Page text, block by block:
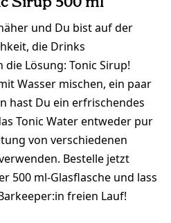
und Du bist auf der
die Drinks
Lösung: Tonic Sirup!
Wasser mischen, ein paar
hast Du ein erfrischendes
Tonic Water entweder pur
von verschiedenen
Bestelle jetzt
500 ml-Glasflasche und lass
freien Lauf!